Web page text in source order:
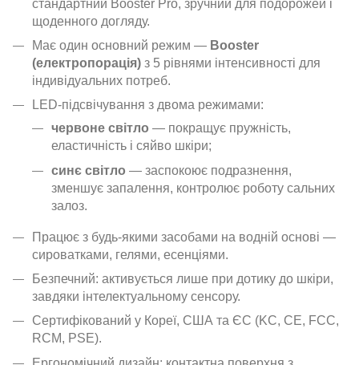
стандартний Booster Pro, зручний для подорожей і
щоденного догляду.
Має один основний режим — Booster
(електропорація) з 5 рівнями інтенсивності для
індивідуальних потреб.
LED-підсвічування з двома режимами:
червоне світло — покращує пружність,
еластичність і сяйво шкіри;
синє світло — заспокоює подразнення,
зменшує запалення, контролює роботу сальних
залоз.
Працює з будь-якими засобами на водній основі —
сироватками, гелями, есенціями.
Безпечний: активується лише при дотику до шкіри,
завдяки інтелектуальному сенсору.
Сертифікований у Кореї, США та ЄС (KC, CE, FCC,
RCM, PSE).